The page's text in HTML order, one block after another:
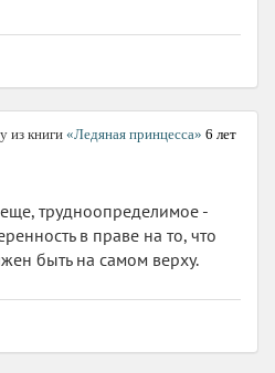
из книги «Ледяная принцесса» 6 лет
трудноопределимое -
в праве на то, что
быть на самом верху.